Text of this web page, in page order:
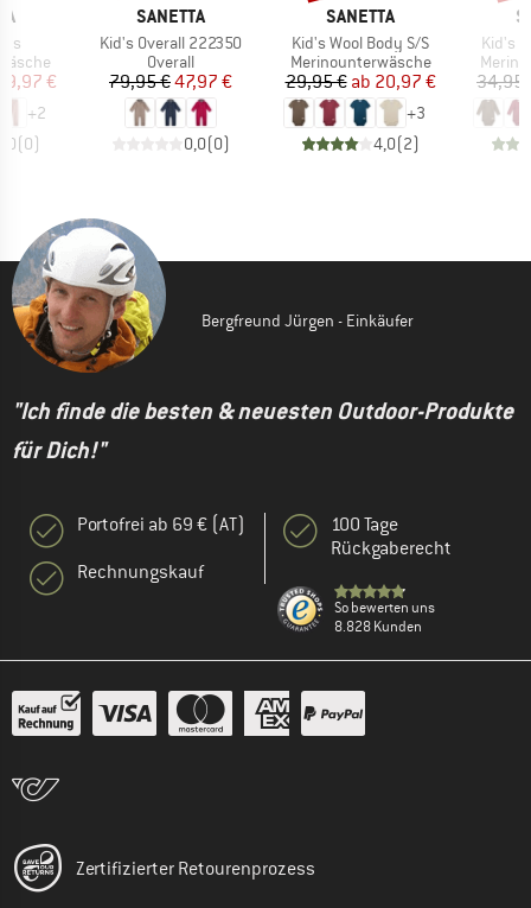
Preis
€
+2
(0)
MARKE
SANETTA
Artikel
Kid's Overall 222350
Produktgruppe
Overall
Preis
79,95 €reduzierter Preis
47,97 €
0,0(0)
MARKE
SANETTA
Artikel
Kid's Wool Body S/S
Produktgruppe
Merinounterwäsche
Preis
29,95 € reduzierter Preis
ab 20,97 €
+3
4,0(2)
Artikel
Kid's
34,95
Bergfreund Jürgen - Einkäufer
"Ich finde die besten & neuesten Outdoor-Produkte
für Dich!"
Portofrei ab 69 € (AT)
Rechnungskauf
100 Tage
Rückgaberecht
So bewerten uns
8.828 Kunden
Zertifizierter Retourenprozess